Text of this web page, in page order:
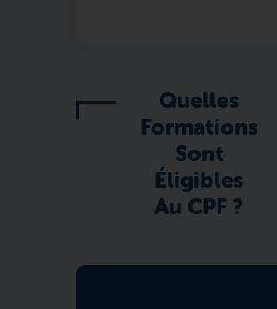
Quelles
Formations
Sont
Éligibles
Au CPF ?